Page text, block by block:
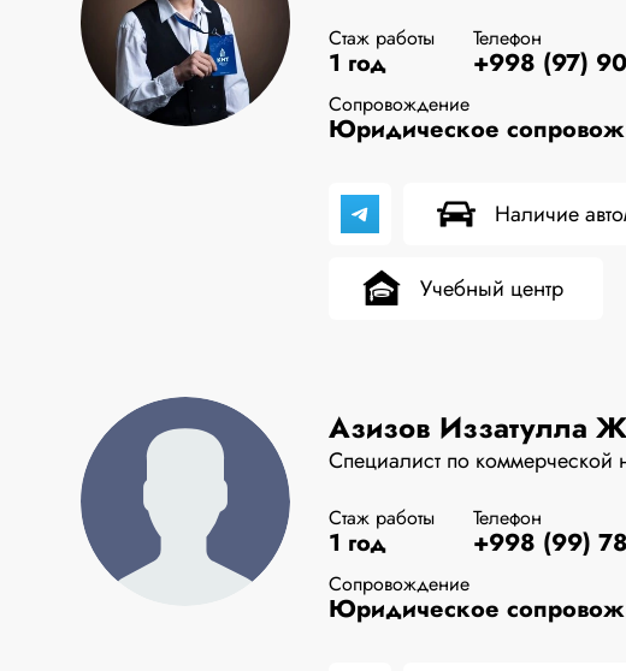
Стаж работы
1 год
Телефон
+998 (97)
Сопровождение
Юридическое
Наличие
Учебный центр
Азизов Иззатулла
Специалист по коммерческой
Стаж работы
1 год
Телефон
+998 (99)
Сопровождение
Юридическое